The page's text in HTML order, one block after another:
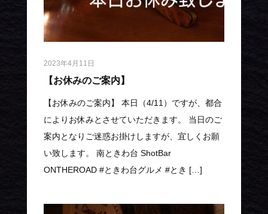
2023年4月11日
【お休みのご案内】
【お休みのご案内】 本日（4/11）ですが、都合
によりお休みとさせていただきます。 当日のご
案内となりご迷惑お掛けしますが、宜しくお願
い致します。 南ときわ台 ShotBar
ONTHEROAD #ときわ台グルメ #とき […]